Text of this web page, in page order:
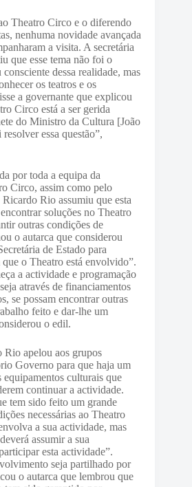
Theatro Circo e o diferendo
nenhuma novidade avançada
a visita. A secretária
que esse tema não foi o
dessa realidade, mas
os teatros e os
a governante que explicou
Circo está a ser gerida
do Ministro da Cultura [João
essa questão”,
por toda a equipa da
Circo, assim como pelo
Rio assumiu que esta
soluções no Theatro
outras condições de
o autarca que considerou
de Estado para
o Theatro está envolvido”.
a actividade e programação
através de financiamentos
se possam encontrar outras
feito e dar-lhe um
o edil.
Rio apelou aos grupos
Governo para que haja um
equipamentos culturais que
continuar a actividade.
tem sido feito um grande
necessárias ao Theatro
a sua actividade, mas
assumir a sua
esta actividade”.
seja partilhado por
o autarca que lembrou que